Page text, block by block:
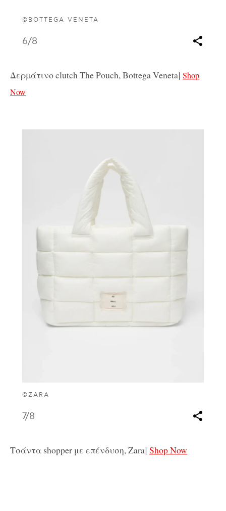
©BOTTEGA VENETA
6/8
Δερμάτινο clutch The Pouch, Bottega Veneta| Shop
Now
©ZARA
7/8
Τσάντα shopper με επένδυση, Zara| Shop Now